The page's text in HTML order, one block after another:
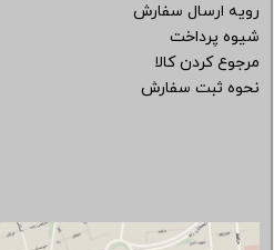
رویه ارسال سفارش
شیوه پرداخت
مرجوع کردن کالا
نحوه ثبت سفارش